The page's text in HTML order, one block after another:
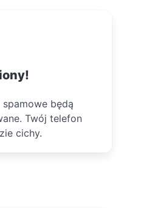
spamowe będą
Twój telefon
cichy.